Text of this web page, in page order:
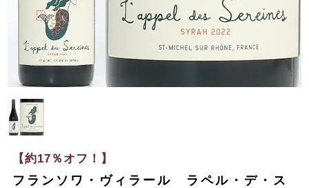
【約17％オフ！】
フランソワ・ヴィラール ラペル・デ・ス